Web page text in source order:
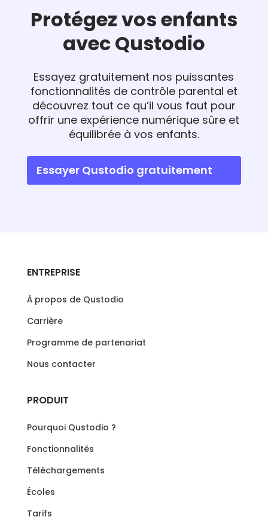
Protégez vos enfants
avec Qustodio
Essayez gratuitement nos puissantes
fonctionnalités de contrôle parental et
découvrez tout ce qu’il vous faut pour
offrir une expérience numérique sûre et
équilibrée à vos enfants.
Essayer Qustodio gratuitement
ENTREPRISE
À propos de Qustodio
Carrière
Programme de partenariat
Nous contacter
PRODUIT
Pourquoi Qustodio ?
Fonctionnalités
Téléchargements
Écoles
Tarifs